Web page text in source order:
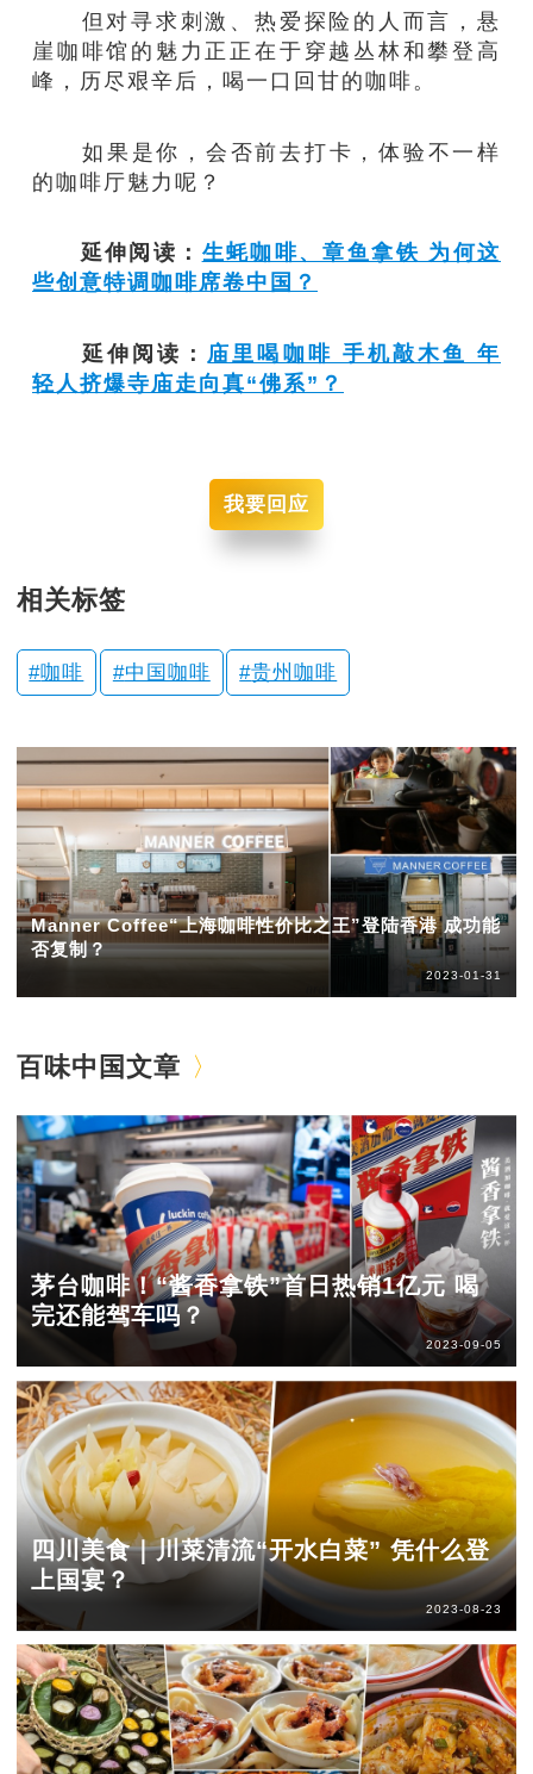
但对寻求刺激、热爱探险的人而言，悬
崖咖啡馆的魅力正正在于穿越丛林和攀登高
峰，历尽艰辛后，喝一口回甘的咖啡。
‍‍‍‍‍ 如果是你，会否前去打卡，体验不一样
的咖啡厅魅力呢？
延伸阅读： 生蚝咖啡、章鱼拿铁 为何这
些创意特调咖啡席卷中国？
延伸阅读： 庙里喝咖啡 手机敲木鱼 年
轻人挤爆寺庙走向真“佛系”？
我要回应
相关标签
咖啡 中国咖啡 贵州咖啡
Manner Coffee“上海咖啡性价比之王”登陆香港 成功能
否复制？
2023-01-31
百味中国文章
茅台咖啡！“酱香拿铁”首日热销1亿元 喝
完还能驾车吗？
2023-09-05
四川美食｜川菜清流“开水白菜” 凭什么登
上国宴？
2023-08-23